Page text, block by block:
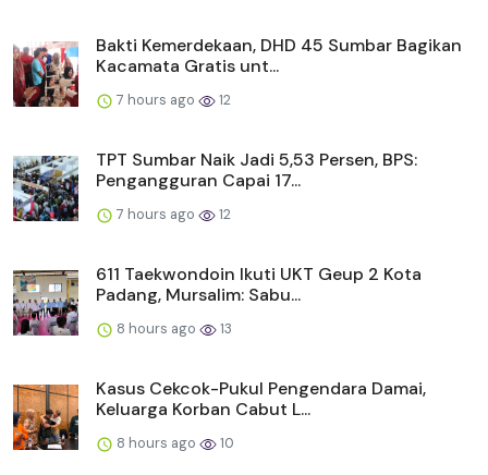
Bakti Kemerdekaan, DHD 45 Sumbar Bagikan
Kacamata Gratis unt...
7 hours ago 12
TPT Sumbar Naik Jadi 5,53 Persen, BPS:
Pengangguran Capai 17...
7 hours ago 12
611 Taekwondoin Ikuti UKT Geup 2 Kota
Padang, Mursalim: Sabu...
8 hours ago 13
Kasus Cekcok-Pukul Pengendara Damai,
Keluarga Korban Cabut L...
8 hours ago 10